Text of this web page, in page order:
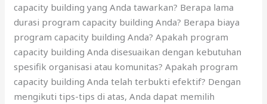
capacity building yang Anda tawarkan? Berapa lama
durasi program capacity building Anda? Berapa biaya
program capacity building Anda? Apakah program
capacity building Anda disesuaikan dengan kebutuhan
spesifik organisasi atau komunitas? Apakah program
capacity building Anda telah terbukti efektif? Dengan
mengikuti tips-tips di atas, Anda dapat memilih